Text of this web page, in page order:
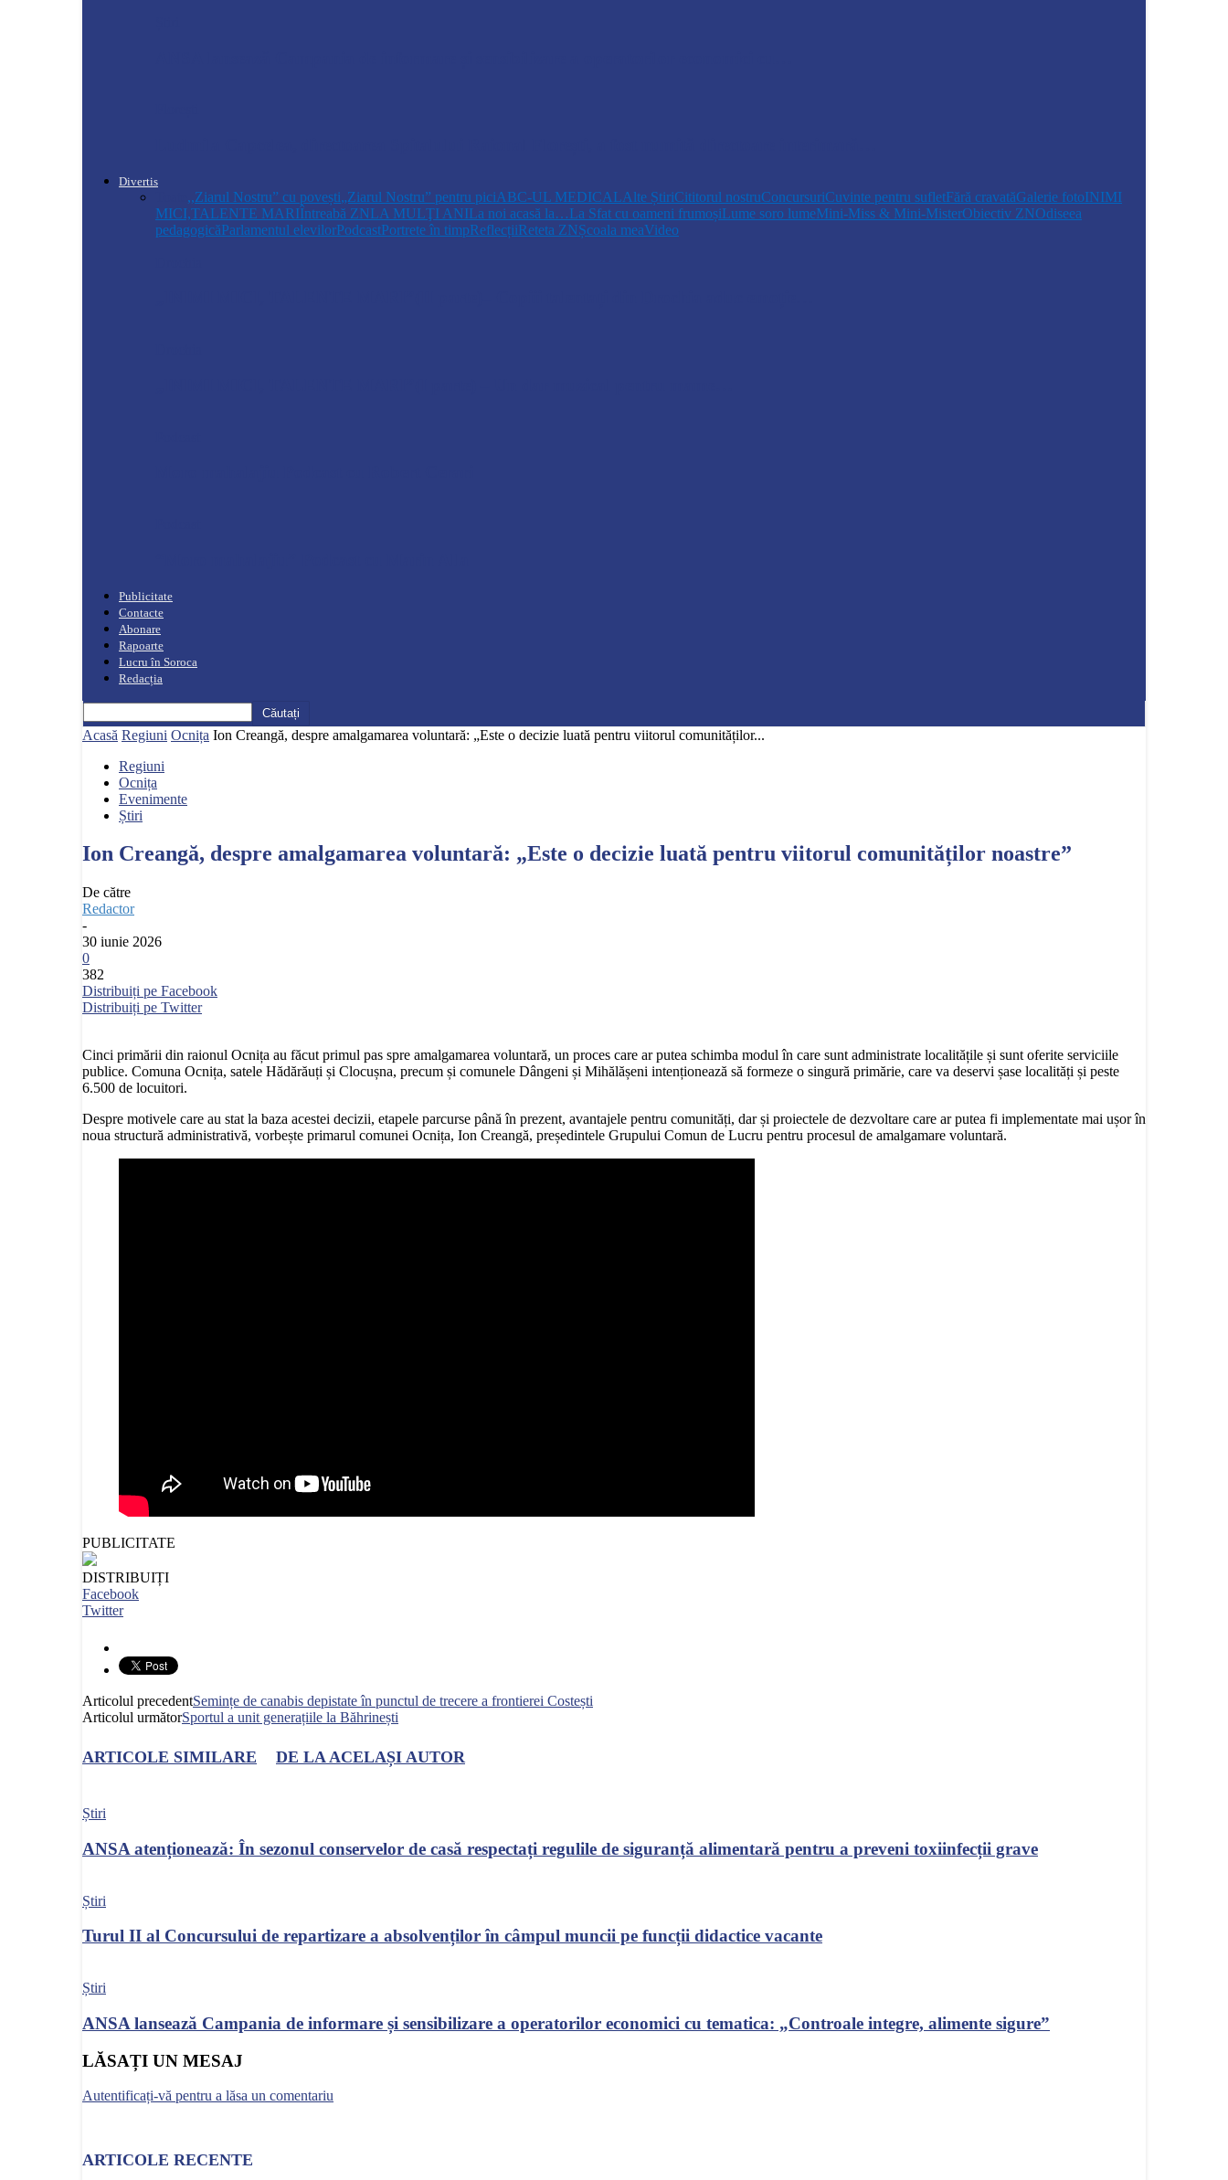
Divertis
,,Ziarul Nostru” cu povești„Ziarul Nostru” pentru piciABC-UL MEDICALAlte ȘtiriCititorul nostruConcursuriCuvinte pentru sufletFără cravatăGalerie fotoINIMI
MICI,TALENTE MARIÎntreabă ZNLA MULŢI ANILa noi acasă la…La Sfat cu oameni frumoșiLume soro lumeMini-Miss & Mini-MisterObiectiv ZNOdiseea
pedagogicăParlamentul elevilorPodcastPortrete în timpReflecțiiReteta ZNȘcoala meaVideo
Publicitate
Contacte
Abonare
Rapoarte
Lucru în Soroca
Redacția
Acasă Regiuni Ocnița Ion Creangă, despre amalgamarea voluntară: „Este o decizie luată pentru viitorul comunităților...
Regiuni
Ocnița
Evenimente
Știri
Ion Creangă, despre amalgamarea voluntară: „Este o decizie luată pentru viitorul comunităților noastre”
De către
Redactor
-
30 iunie 2026
0
382
Distribuiți pe Facebook
Distribuiți pe Twitter
Cinci primării din raionul Ocnița au făcut primul pas spre amalgamarea voluntară, un proces care ar putea schimba modul în care sunt administrate localitățile și sunt oferite serviciile
publice. Comuna Ocnița, satele Hădărăuți și Clocușna, precum și comunele Dângeni și Mihălășeni intenționează să formeze o singură primărie, care va deservi șase localități și peste
6.500 de locuitori.
Despre motivele care au stat la baza acestei decizii, etapele parcurse până în prezent, avantajele pentru comunități, dar și proiectele de dezvoltare care ar putea fi implementate mai ușor în
noua structură administrativă, vorbește primarul comunei Ocnița, Ion Creangă, președintele Grupului Comun de Lucru pentru procesul de amalgamare voluntară.
PUBLICITATE
DISTRIBUIȚI
Facebook
Twitter
Articolul precedentSemințe de canabis depistate în punctul de trecere a frontierei Costești
Articolul următorSportul a unit generațiile la Băhrinești
ARTICOLE SIMILARE DE LA ACELAȘI AUTOR
Știri
ANSA atenționează: În sezonul conservelor de casă respectați regulile de siguranță alimentară pentru a preveni toxiinfecții grave
Știri
Turul II al Concursului de repartizare a absolvenților în câmpul muncii pe funcții didactice vacante
Știri
ANSA lansează Campania de informare și sensibilizare a operatorilor economici cu tematica: „Controale integre, alimente sigure”
LĂSAȚI UN MESAJ
Autentificați-vă pentru a lăsa un comentariu
ARTICOLE RECENTE